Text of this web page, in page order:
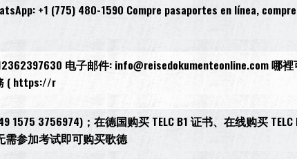
+1 (775) 480-1590 Compre pasaportes en línea, compre
电子邮件: info@reisedokumenteonline.com 哪裡
( https://r
1575 3756974)；在德国购买 TELC B1 证书、在线购买 TELC
需参加考试即可购买歌德